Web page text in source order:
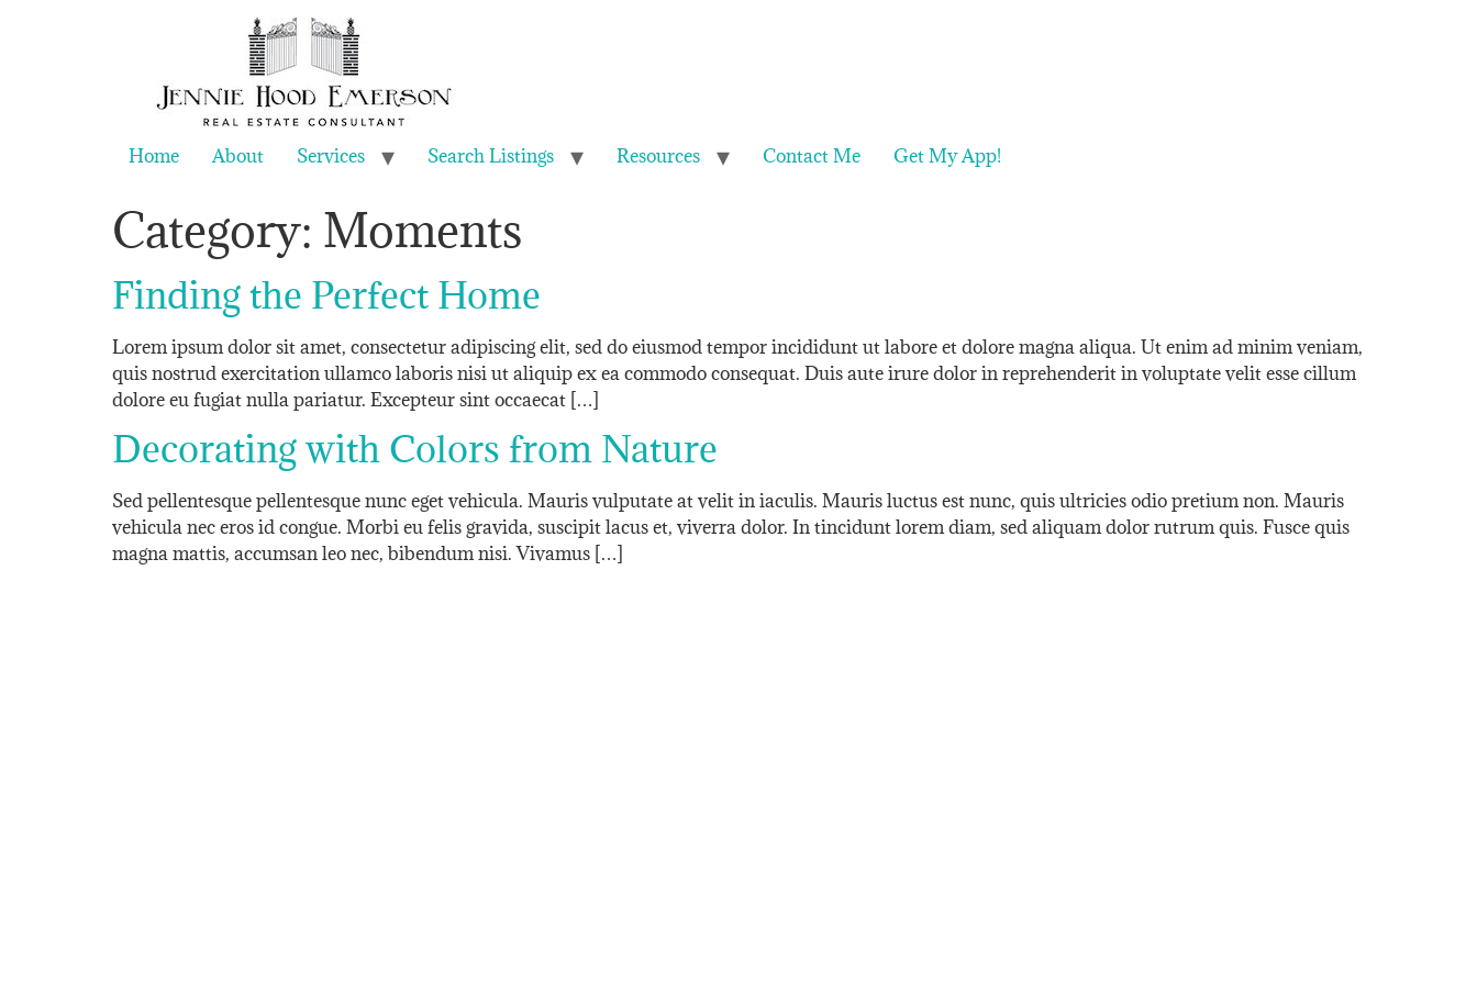
Home About Services Search Listings Resources Contact Me Get My App!
Category: Moments
Finding the Perfect Home
Lorem ipsum dolor sit amet, consectetur adipiscing elit, sed do eiusmod tempor incididunt ut labore et dolore magna aliqua. Ut enim ad minim veniam,
quis nostrud exercitation ullamco laboris nisi ut aliquip ex ea commodo consequat. Duis aute irure dolor in reprehenderit in voluptate velit esse cillum
dolore eu fugiat nulla pariatur. Excepteur sint occaecat […]
Decorating with Colors from Nature
Sed pellentesque pellentesque nunc eget vehicula. Mauris vulputate at velit in iaculis. Mauris luctus est nunc, quis ultricies odio pretium non. Mauris
vehicula nec eros id congue. Morbi eu felis gravida, suscipit lacus et, viverra dolor. In tincidunt lorem diam, sed aliquam dolor rutrum quis. Fusce quis
magna mattis, accumsan leo nec, bibendum nisi. Vivamus […]